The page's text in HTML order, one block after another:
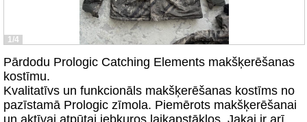
1/4
Pārdodu Prologic Catching Elements makšķerēšanas
kostīmu.
Kvalitatīvs un funkcionāls makšķerēšanas kostīms no
pazīstamā Prologic zīmola. Piemērots makšķerēšanai
un aktīvai atpūtai jebkuros laikapstākļos. Jakai ir arī